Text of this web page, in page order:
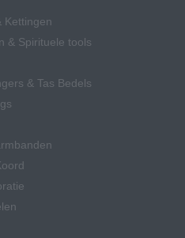
Kettingen
& Spirituele tools
& Tas Bedels